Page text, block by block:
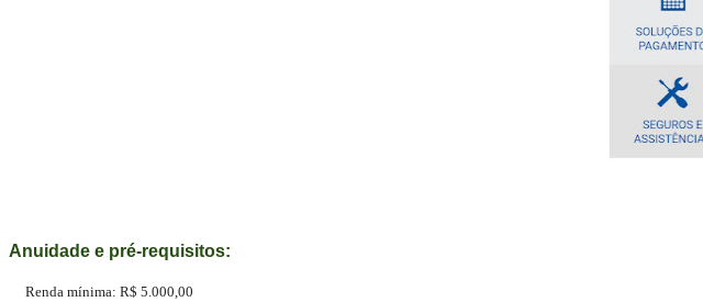
Anuidade e pré-requisitos:
Renda mínima: R$ 5.000,00